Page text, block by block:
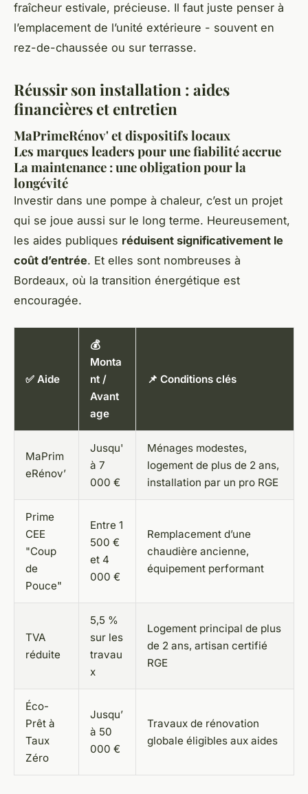
fraîcheur estivale, précieuse. Il faut juste penser à
l’emplacement de l’unité extérieure - souvent en
rez-de-chaussée ou sur terrasse.
Réussir son installation : aides
financières et entretien
MaPrimeRénov' et dispositifs locaux
Les marques leaders pour une fiabilité accrue
La maintenance : une obligation pour la
longévité
Investir dans une pompe à chaleur, c’est un projet
qui se joue aussi sur le long terme. Heureusement,
les aides publiques réduisent significativement le
coût d’entrée. Et elles sont nombreuses à
Bordeaux, où la transition énergétique est
encouragée.
✅ Aide
💰
Monta
nt /
Avant
age
📌 Conditions clés
MaPrim
eRénov’
Jusqu'
à 7
000 €
Ménages modestes,
logement de plus de 2 ans,
installation par un pro RGE
Prime
CEE
"Coup
de
Pouce"
Entre 1
500 €
et 4
000 €
Remplacement d’une
chaudière ancienne,
équipement performant
TVA
réduite
5,5 %
sur les
travau
x
Logement principal de plus
de 2 ans, artisan certifié
RGE
Éco-
Prêt à
Taux
Zéro
Jusqu’
à 50
000 €
Travaux de rénovation
globale éligibles aux aides